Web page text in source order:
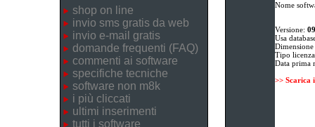
shop on line
invio sms gratis da web
invio e-mail gratis
domande frequenti (FAQ)
commenti ai software
specifiche tecniche
software non m8k
i più cliccati
ultimi inserimenti
tutti i software
Nome
Versione:
Usa
Tipo
Data prima
>> Scarica